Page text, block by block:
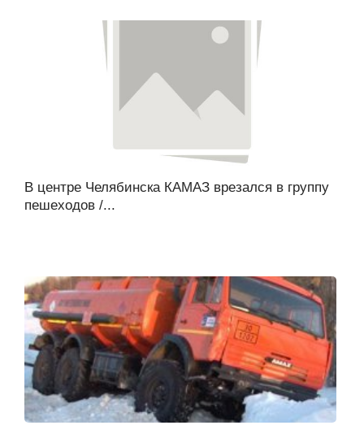
В центре Челябинска КАМАЗ врезался в группу
пешеходов /...